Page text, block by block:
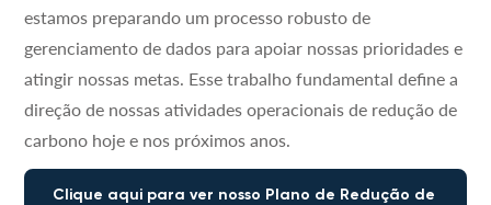
estamos preparando um processo robusto de
gerenciamento de dados para apoiar nossas prioridades e
atingir nossas metas. Esse trabalho fundamental define a
direção de nossas atividades operacionais de redução de
carbono hoje e nos próximos anos.
Clique aqui para ver nosso Plano de Redução de